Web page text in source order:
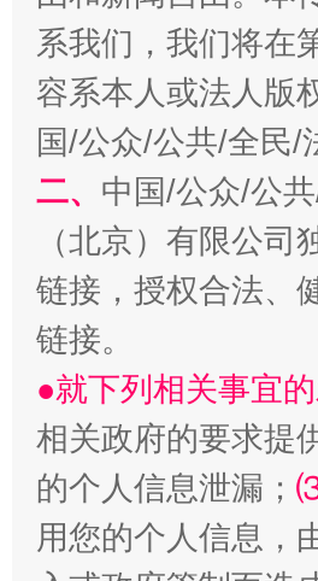
揭开“小金库”的免责幌子
受贿1.44亿！段成刚被判无
系我们，我们将在
容系本人或法人版
国/公众/公共/全民/
二、 中国/公众/公
（北京）有限公
链接，授权合法、
链接。
●就下列相关事宜
相关政府的要求提
的个人信息泄漏；
用您的个人信息，